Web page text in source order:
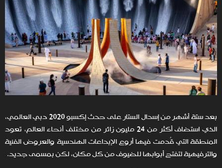
بعد ستة أشهر من إسدال الستار على حدث إكسبو 2020 دبي العالمي،
الذي استضاف أكثر من 24 مليون زائر من مختلف أنحاء العالم، تعود
المنطقة التي قُدمت فيها أروع الإبداعات الهندسية والعروض الفنية
والترفيهية لتفتح أبوابها للضيوف من كل مكان، لكن بمسمى جديد.